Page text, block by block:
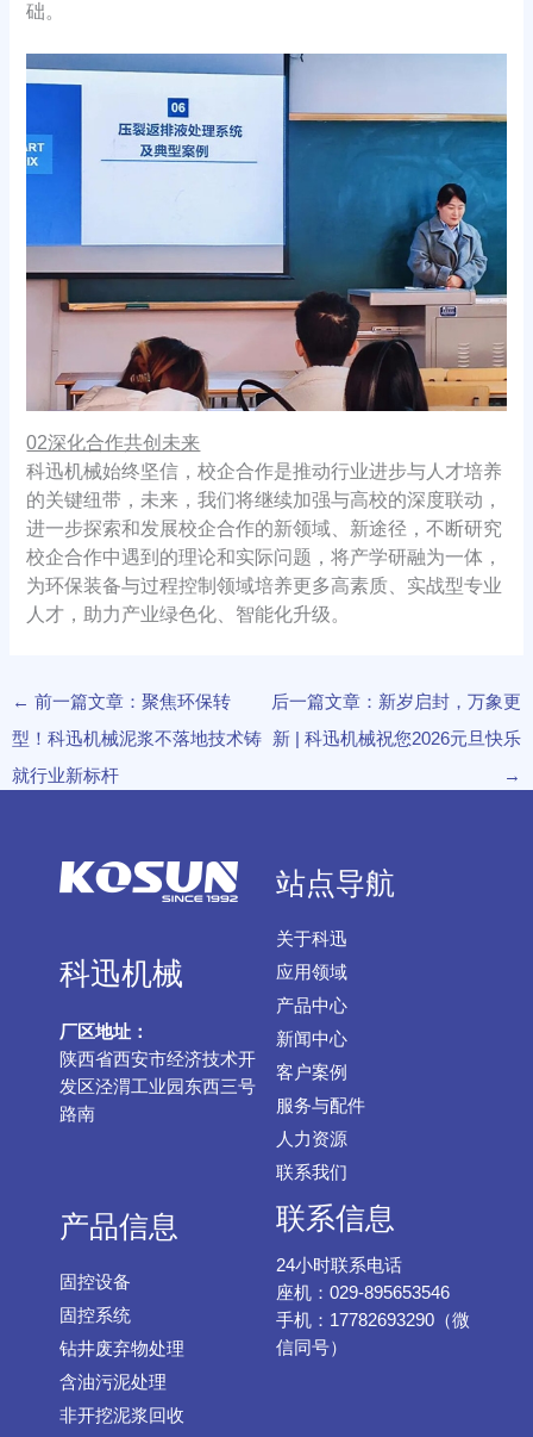
础。
02深化合作共创未来
科迅机械始终坚信，校企合作是推动行业进步与人才培养
的关键纽带，未来，我们将继续加强与高校的深度联动，
进一步探索和发展校企合作的新领域、新途径，不断研究
校企合作中遇到的理论和实际问题，将产学研融为一体，
为环保装备与过程控制领域培养更多高素质、实战型专业
人才，助力产业绿色化、智能化升级。
← 前一篇文章：聚焦环保转
型！科迅机械泥浆不落地技术铸
就行业新标杆
后一篇文章：新岁启封，万象更
新 | 科迅机械祝您2026元旦快乐
→
科迅机械
厂区地址：
陕西省西安市经济技术开
发区泾渭工业园东西三号
路南
站点导航
关于科迅
应用领域
产品中心
新闻中心
客户案例
服务与配件
人力资源
联系我们
产品信息
固控设备
固控系统
钻井废弃物处理
含油污泥处理
非开挖泥浆回收
联系信息
24小时联系电话
座机：029-895653546
手机：17782693290（微
信同号）